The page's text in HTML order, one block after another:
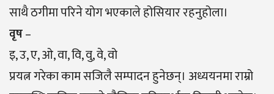
साथै ठगीमा परिने योग भएकाले होसियार रहनुहोला।
वृष–
इ, उ, ए, ओ, वा, वि, वु, वे, वो
प्रयत्न गरेका काम सजिलै सम्पादन हुनेछन्। अध्ययनमा राम्रो